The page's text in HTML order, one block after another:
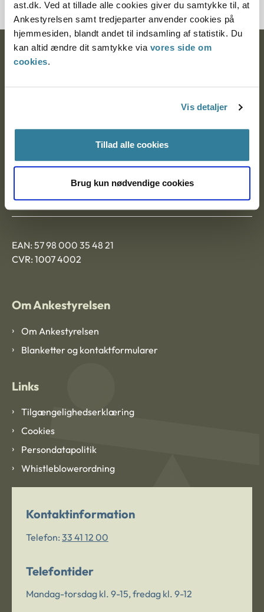
ast.dk. Ved at tillade alle cookies giver du samtykke til, at
Ankestyrelsen samt tredjeparter anvender cookies på
hjemmesiden, blandt andet til indsamling af statistik. Du
kan altid ændre dit samtykke via vores side om
cookies.
Vis detaljer
Tillad alle cookies
Brug kun nødvendige cookies
Ankestyrelsen
Ankestyrelsen Aalborg
Ankestyrelsen København
EAN: 57 98 000 35 48 21
CVR: 1007 4002
Om Ankestyrelsen
Om Ankestyrelsen
Blanketter og kontaktformularer
Links
Tilgængelighedserklæring
Cookies
Persondatapolitik
Whistleblowerordning
Kontaktinformation
Telefon: 33 41 12 00
Telefontider
Mandag-torsdag kl. 9-15, fredag kl. 9-12